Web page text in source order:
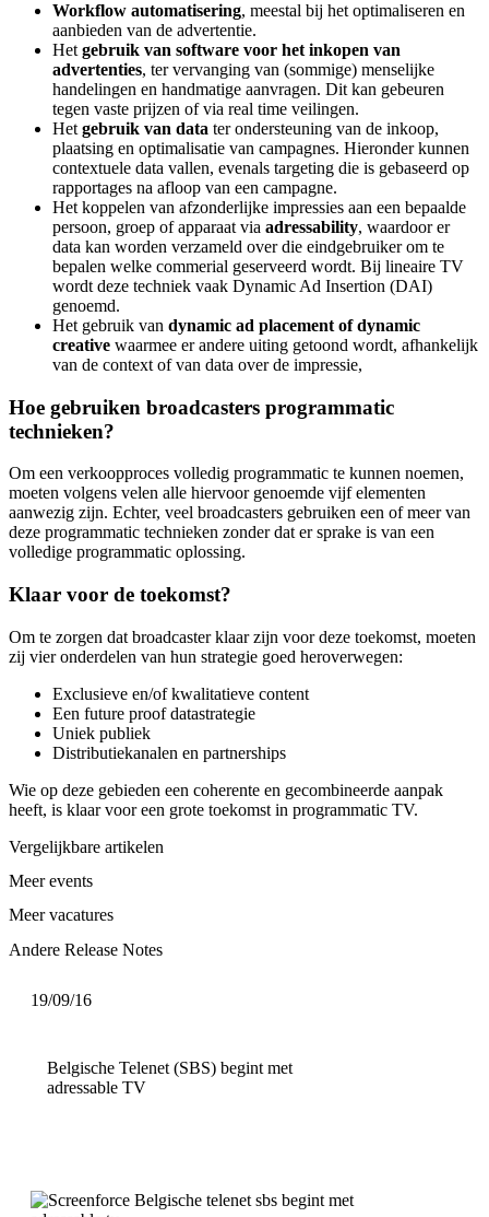
Workflow automatisering, meestal bij het optimaliseren en
aanbieden van de advertentie.
Het gebruik van software voor het inkopen van
advertenties, ter vervanging van (sommige) menselijke
handelingen en handmatige aanvragen. Dit kan gebeuren
tegen vaste prijzen of via real time veilingen.
Het gebruik van data ter ondersteuning van de inkoop,
plaatsing en optimalisatie van campagnes. Hieronder kunnen
contextuele data vallen, evenals targeting die is gebaseerd op
rapportages na afloop van een campagne.
Het koppelen van afzonderlijke impressies aan een bepaalde
persoon, groep of apparaat via adressability, waardoor er
data kan worden verzameld over die eindgebruiker om te
bepalen welke commerial geserveerd wordt. Bij lineaire TV
wordt deze techniek vaak Dynamic Ad Insertion (DAI)
genoemd.
Het gebruik van dynamic ad placement of dynamic
creative waarmee er andere uiting getoond wordt, afhankelijk
van de context of van data over de impressie,
Hoe gebruiken broadcasters programmatic
technieken?
Om een verkoopproces volledig programmatic te kunnen noemen,
moeten volgens velen alle hiervoor genoemde vijf elementen
aanwezig zijn. Echter, veel broadcasters gebruiken een of meer van
deze programmatic technieken zonder dat er sprake is van een
volledige programmatic oplossing.
Klaar voor de toekomst?
Om te zorgen dat broadcaster klaar zijn voor deze toekomst, moeten
zij vier onderdelen van hun strategie goed heroverwegen:
Exclusieve en/of kwalitatieve content
Een future proof datastrategie
Uniek publiek
Distributiekanalen en partnerships
Wie op deze gebieden een coherente en gecombineerde aanpak
heeft, is klaar voor een grote toekomst in programmatic TV.
Vergelijkbare artikelen
Meer events
Meer vacatures
Andere Release Notes
19/09/16
Belgische Telenet (SBS) begint met
adressable TV